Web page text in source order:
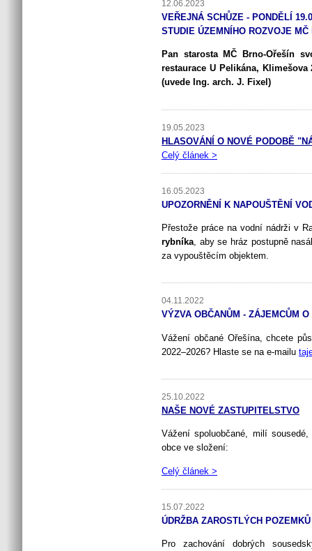
12.06.2023
VEŘEJNÁ SCHŮZE - PONDĚLÍ
STUDIE ÚZEMNÍHO ROZVOJE MČ
Pan starosta MČ Brno-Ořešín
restaurace U Pelikána,
(uvede Ing. arch. J. Fixel)
19.05.2023
HLASOVÁNÍ O NOVÉ PODOBĚ
Celý článek >
16.05.2023
UPOZORNĚNÍ K NAPOUŠTĚNÍ
Přestože práce na vodní nádrži v
rybníka , aby se hráz postupně
za vypouštěcím objektem.
04.11.2022
VÝZVA OBČANŮM - ZÁJEMCŮM
Vážení občané Ořešína, chcete
2022–2026? Hlaste se na e-mailu
25.10.2022
NAŠE NOVÉ ZASTUPITELSTVO
Vážení spoluobčané, milí
obce ve složení:
Celý článek >
15.07.2022
ÚDRŽBA ZAROSTLÝCH POZEMKŮ
Pro zachování dobrých